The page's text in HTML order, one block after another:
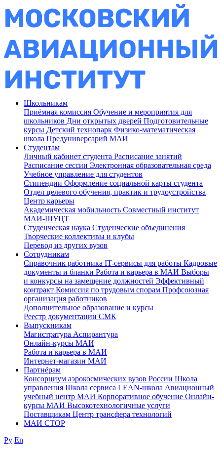
Школьникам
Приёмная комиссия Обучение и мероприятия для
школьников Дни открытых дверей Подготовительные
курсы Детский технопарк Физико-математическая
школа Предуниверсарий МАИ
Студентам
Личный кабинет студента Расписание занятий
Расписание сессии Электронная образовательная среда
Учебное управление для студентов
Стипендии Оформление социальной карты студента
Отдел целевого обучения, практик и трудоустройства
Центр карьеры
Академическая мобильность Совместный институт
МАИ-ШУЦТ
Студенческая наука Студенческие объединения
Творческие коллективы и клубы
Перевод из других вузов
Сотрудникам
Cправочник работника IT-сервисы для работы Кадровые
документы и бланки Работа и карьера в МАИ Выборы
и конкурсы на замещение должностей Эффективный
контракт Комиссия по трудовым спорам Профсоюзная
организация работников
Дополнительное образование и курсы
Реестр документации СМК
Выпускникам
Магистратура Аспирантура
Онлайн-курсы МАИ
Работа и карьера в МАИ
Интернет-магазин МАИ
Партнёрам
Консорциум аэрокосмических вузов России Школа
управления Школа сервиса LEAN-школа Авиационный
учебный центр МАИ Корпоративное обучение Онлайн-
курсы МАИ Высокотехнологичные услуги
Поставщикам Центр трансфера технологий
МАИ СТОР
Ру En